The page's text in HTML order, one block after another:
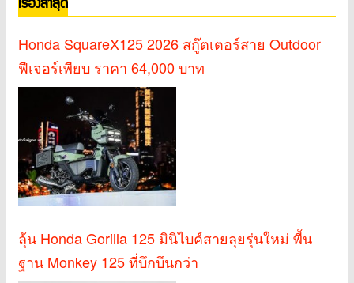
Honda SquareX125 2026 สกู๊ตเตอร์สาย Outdoor
ฟีเจอร์เพียบ ราคา 64,000 บาท
ลุ้น Honda Gorilla 125 มินิไบค์สายลุยรุ่นใหม่ พื้น
ฐาน Monkey 125 ที่บึกบึนกว่า